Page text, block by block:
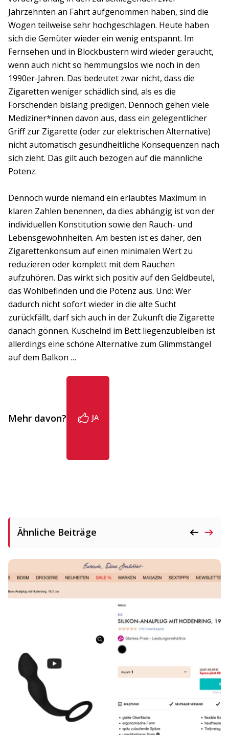
Jahrzehnten an Fahrt aufgenommen haben, sind die
Wogen teilweise sehr hochgeschlagen. Heute haben
sich die Gemüter wieder ein wenig entspannt. Im
Fernsehen und in Blockbustern wird wieder geraucht,
wenn auch nicht so hemmungslos wie noch in den
1990er-Jahren. Das bedeutet zwar nicht, dass die
Zigaretten weniger schädlich sind, als es die
Forschenden bislang predigen. Dennoch gehen viele
Mediziner*innen davon aus, dass ein gelegentlicher
Griff zur Zigarette (oder zur elektrischen Alternative)
nicht automatisch gesundheitliche Konsequenzen nach
sich zieht. Das gilt auch bezogen auf die männliche
Potenz.
Dennoch würde niemand ein erlaubtes Maximum in
klaren Zahlen benennen, da dies abhängig ist von der
individuellen Konstitution sowie den Rauch- und
Lebensgewohnheiten. Am besten ist es daher, den
Zigarettenkonsum auf einen minimalen Wert zu
reduzieren oder komplett mit dem Rauchen
aufzuhören. Das wirkt sich positiv auf den Geldbeutel,
das Wohlbefinden und die Potenz aus. Und: Wer
dadurch nicht sofort wieder in die alte Sucht
zurückfällt, darf sich auch in der Zukunft die Zigarette
danach gönnen. Kuschelnd im Bett liegenzubleiben ist
allerdings eine schöne Alternative zum Glimmstängel
auf dem Balkon …
Mehr davon? JA
Ähnliche Beiträge